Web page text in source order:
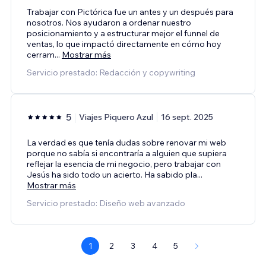
Trabajar con Pictórica fue un antes y un después para
nosotros. Nos ayudaron a ordenar nuestro
posicionamiento y a estructurar mejor el funnel de
ventas, lo que impactó directamente en cómo hoy
cerram... Mostrar más
Servicio prestado: Redacción y copywriting
5 Viajes Piquero Azul 16 sept. 2025
La verdad es que tenía dudas sobre renovar mi web
porque no sabía si encontraría a alguien que supiera
reflejar la esencia de mi negocio, pero trabajar con
Jesús ha sido todo un acierto. Ha sabido pla...
Mostrar más
Servicio prestado: Diseño web avanzado
1 2 3 4 5